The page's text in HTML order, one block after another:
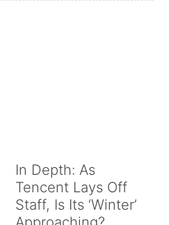
In Depth: As
Tencent Lays Off
Staff, Is Its ‘Winter’